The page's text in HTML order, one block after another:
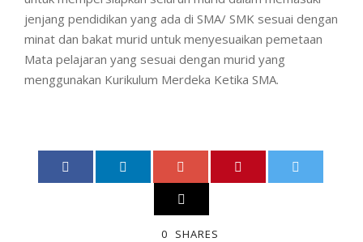
jenjang pendidikan yang ada di SMA/ SMK sesuai dengan
minat dan bakat murid untuk menyesuaikan pemetaan
Mata pelajaran yang sesuai dengan murid yang
menggunakan Kurikulum Merdeka Ketika SMA.
0 SHARES